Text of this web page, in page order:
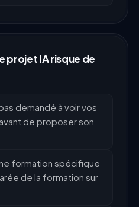
projet IA risque de
demandé à voir vos
de proposer son
formation spécifique
de la formation sur